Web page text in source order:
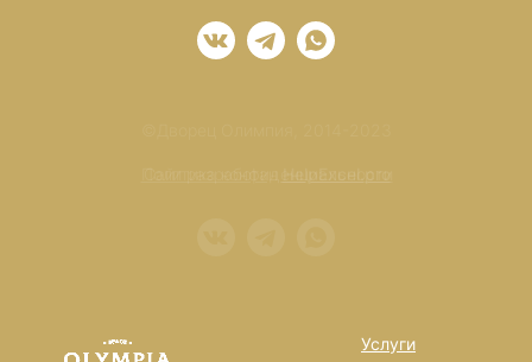
Сайт разработан HelpExcel.pro
Политика конфиденциальности
Услуги